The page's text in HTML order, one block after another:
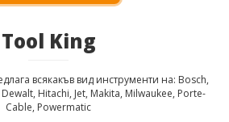
Tool King
всякакъв вид инструменти на: Bosch,
Hitachi, Jet, Makita, Milwaukee, Porte-
Cable, Powermatic